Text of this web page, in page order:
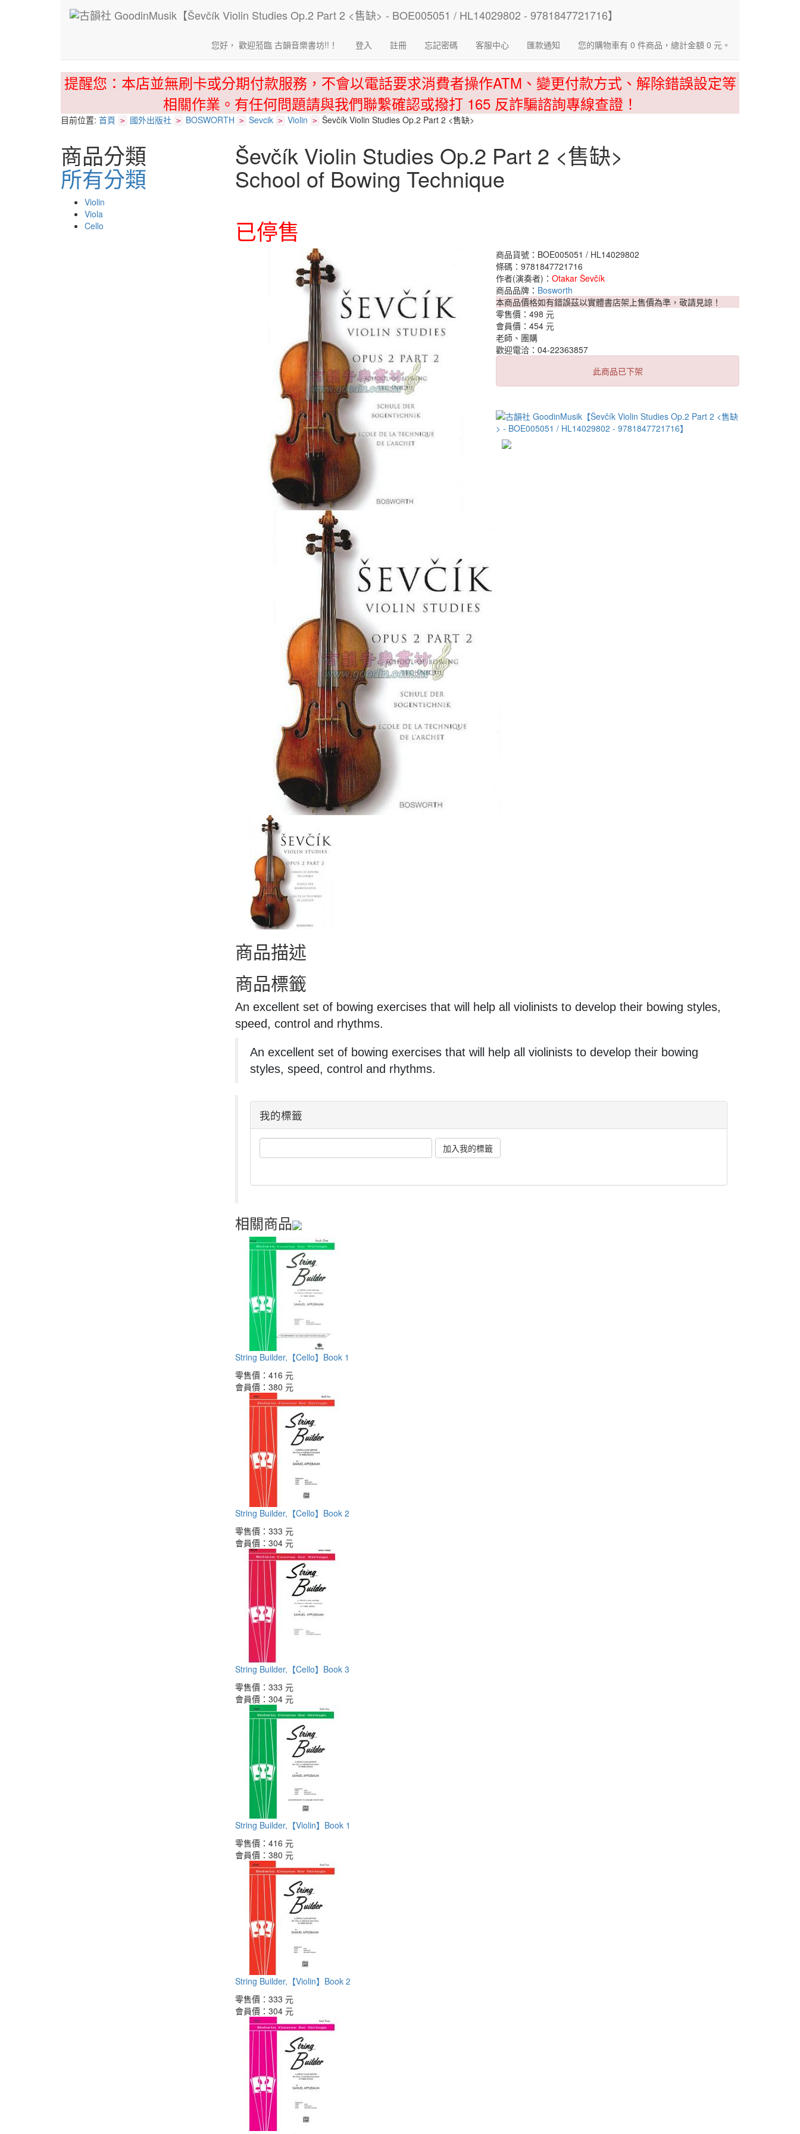
您好， 歡迎蒞臨 古韻音樂書坊!!！ 登入 註冊 忘記密碼 客服中心 匯款通知 您的購物車有 0 件商品，總計金額 0 元。
提醒您：本店並無刷卡或分期付款服務，不會以電話要求消費者操作ATM、變更付款方式、解除錯誤設定等
相關作業。有任何問題請與我們聯繫確認或撥打 165 反詐騙諮詢專線查證！
目前位置: 首頁 > 國外出版社 > BOSWORTH > Sevcik > Violin > Ševčík Violin Studies Op.2 Part 2 <售缺>
商品分類
所有分類
Violin
Viola
Cello
Ševčík Violin Studies Op.2 Part 2 <售缺>
School of Bowing Technique
已停售
商品貨號：BOE005051 / HL14029802
條碼：9781847721716
作者(演奏者)：Otakar Ševčík
商品品牌： Bosworth
本商品價格如有錯誤茲以實體書店架上售價為準，敬請見諒！
零售價：498 元
會員價：454 元
老師、團購
歡迎電洽：04-22363857
此商品已下架
商品描述
商品標籤
An excellent set of bowing exercises that will help all violinists to develop their bowing styles,
speed, control and rhythms.
An excellent set of bowing exercises that will help all violinists to develop their bowing
styles, speed, control and rhythms.
我的標籤
相關商品
String Builder,【Cello】Book 1
零售價： 416 元
會員價： 380 元
String Builder,【Cello】Book 2
零售價： 333 元
會員價： 304 元
String Builder,【Cello】Book 3
零售價： 333 元
會員價： 304 元
String Builder,【Violin】Book 1
零售價： 416 元
會員價： 380 元
String Builder,【Violin】Book 2
零售價： 333 元
會員價： 304 元